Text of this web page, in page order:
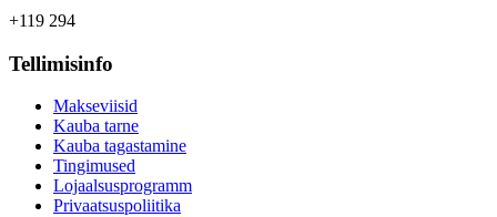
+119 294
Tellimisinfo
Makseviisid
Kauba tarne
Kauba tagastamine
Tingimused
Lojaalsusprogramm
Privaatsuspoliitika